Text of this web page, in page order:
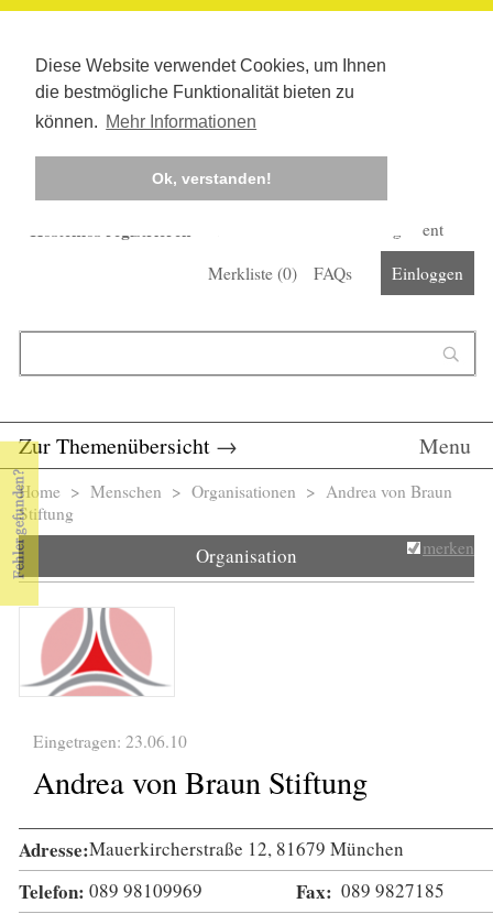
Diese Website verwendet Cookies, um Ihnen
die bestmögliche Funktionalität bieten zu
können. Mehr Informationen
Ok, verstanden!
Kostenlos registrieren
Corona-Management
Merkliste (0) FAQs Einloggen
Zur Themenübersicht → Menu
Sie sind hier
Home > Menschen > Organisationen > Andrea von Braun
Stiftung
Organisation merken
Eingetragen: 23.06.10
Andrea von Braun Stiftung
Adresse:Mauerkircherstraße 12, 81679 München
Telefon: 089 98109969 Fax: 089 9827185